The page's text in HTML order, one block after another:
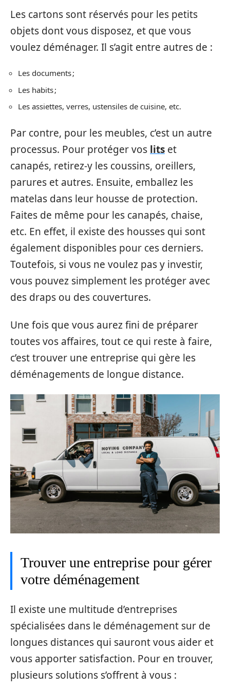
Les cartons sont réservés pour les petits
objets dont vous disposez, et que vous
voulez déménager. Il s’agit entre autres de :
Les documents ;
Les habits ;
Les assiettes, verres, ustensiles de cuisine, etc.
Par contre, pour les meubles, c’est un autre
processus. Pour protéger vos lits et
canapés, retirez-y les coussins, oreillers,
parures et autres. Ensuite, emballez les
matelas dans leur housse de protection.
Faites de même pour les canapés, chaise,
etc. En effet, il existe des housses qui sont
également disponibles pour ces derniers.
Toutefois, si vous ne voulez pas y investir,
vous pouvez simplement les protéger avec
des draps ou des couvertures.
Une fois que vous aurez fini de préparer
toutes vos affaires, tout ce qui reste à faire,
c’est trouver une entreprise qui gère les
déménagements de longue distance.
Trouver une entreprise pour gérer
votre déménagement
Il existe une multitude d’entreprises
spécialisées dans le déménagement sur de
longues distances qui sauront vous aider et
vous apporter satisfaction. Pour en trouver,
plusieurs solutions s’offrent à vous :